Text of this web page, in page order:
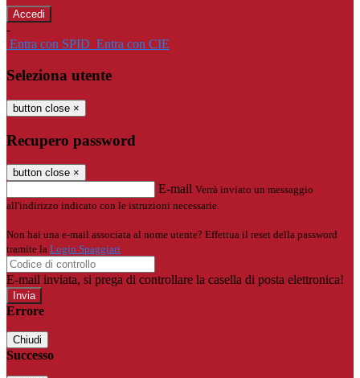
-
Entra con SPID Entra con CIE
Seleziona utente
button close ×
Recupero password
button close ×
E-mail Verrà inviato un messaggio
all'indirizzo indicato con le istruzioni necessarie.
Non hai una e-mail associata al nome utente? Effettua il reset della password
tramite la Login Spaggiari
E-mail inviata, si prega di controllare la casella di posta elettronica!
Errore
Chiudi
Successo